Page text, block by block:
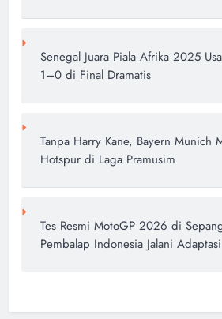
Senegal Juara Piala Afrika 2025
1–0 di Final Dramatis
Tanpa Harry Kane, Bayern Munich
Hotspur di Laga Pramusim
Tes Resmi MotoGP 2026 di
Pembalap Indonesia Jalani